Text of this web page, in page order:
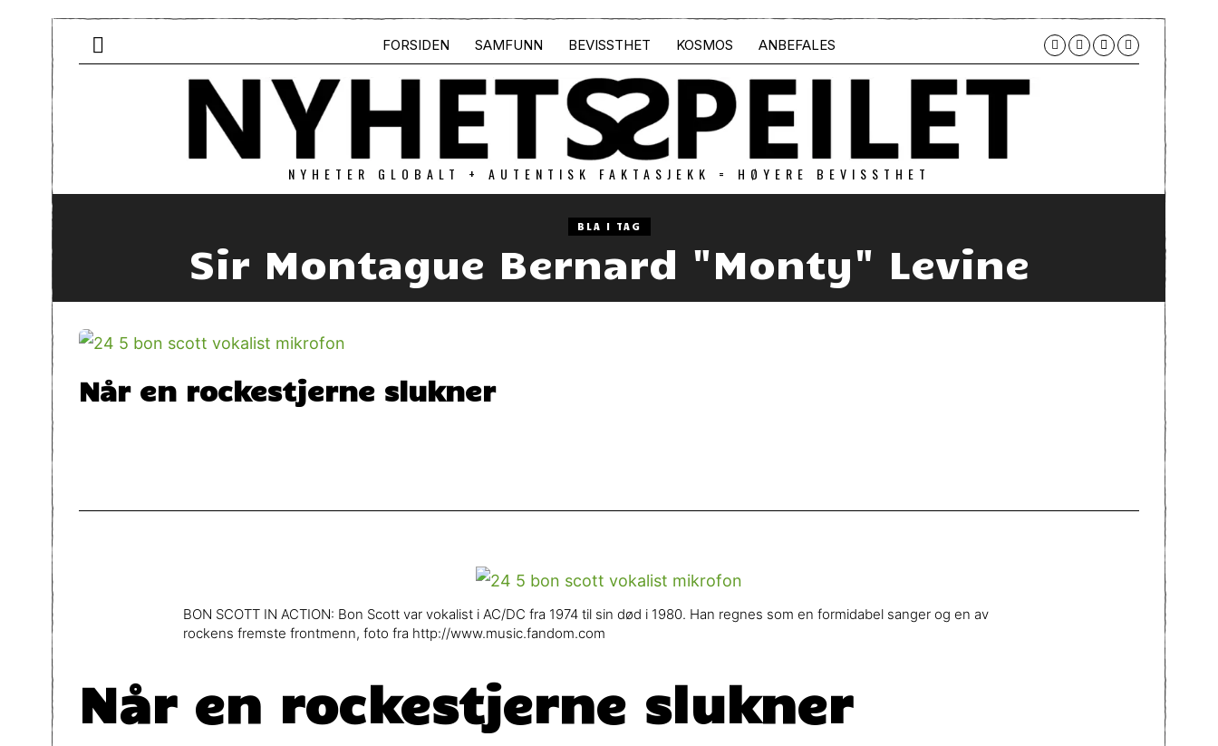
FORSIDEN SAMFUNN BEVISSTHET KOSMOS ANBEFALES
NYHETER GLOBALT + AUTENTISK FAKTASJEKK = HØYERE BEVISSTHET
BLA I TAG
Sir Montague Bernard "Monty" Levine
Når en rockestjerne slukner
BON SCOTT IN ACTION: Bon Scott var vokalist i AC/DC fra 1974 til sin død i 1980. Han regnes som en formidabel sanger og en av
rockens fremste frontmenn, foto fra http://www.music.fandom.com
Når en rockestjerne slukner